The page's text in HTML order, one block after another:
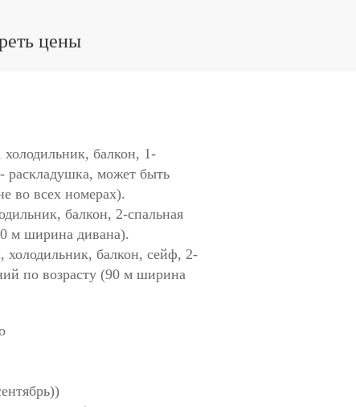
цены
балкон, 1-
раскладушка, может быть
во всех номерах).
балкон, 2-спальная
м ширина дивана).
балкон, сейф, 2-
по возрасту (90 м ширина